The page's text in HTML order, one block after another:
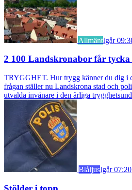
AllmäntIgår
2 100 Landskronabor får
TRYGGHET. Hur trygg känner du dig i
frågan ställer nu Landskrona stad och
utvalda invånare i den årliga
BlåljusIgår 07:20